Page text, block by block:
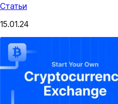
Статьи
15.01.24